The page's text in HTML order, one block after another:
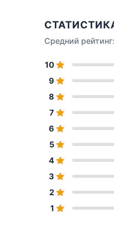
Средний рейтинг:
10
9
8
7
6
5
4
3
2
1